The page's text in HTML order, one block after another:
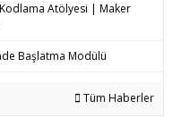
Atölyesi | Maker
Başlatma Modülü
Tüm Haberler